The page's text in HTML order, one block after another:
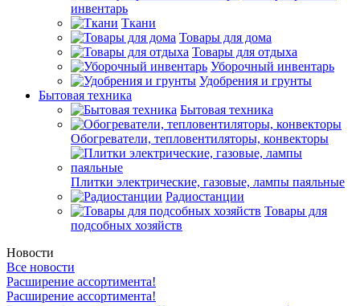
инвентарь
Ткани
Товары для дома
Товары для отдыха
Уборочный инвентарь
Удобрения и грунты
Бытовая техника
Бытовая техника
Обогреватели, тепловентиляторы, конвекторы
Плитки электрические, газовые, лампы паяльные
Радиостанции
Товары для
подсобных хозяйств
Новости
Все новости
Расширение ассортимента!
Расширение ассортимента!